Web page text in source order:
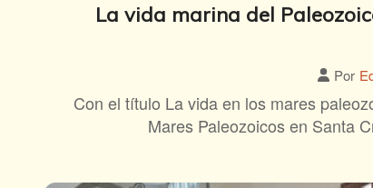
La vida marina del
Por
Con el título La vida en los mares
Mares Paleozoicos en Santa